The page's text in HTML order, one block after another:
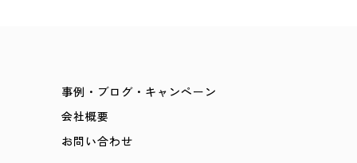
事例・ブログ・キャンペーン
会社概要
お問い合わせ